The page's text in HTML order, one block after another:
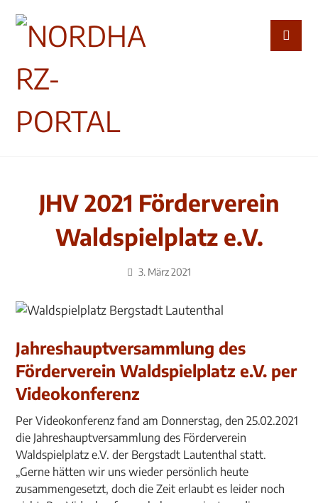
JHV 2021 Förderverein
Waldspielplatz e.V.
3. März 2021
Jahreshauptversammlung des
Förderverein Waldspielplatz e.V. per
Videokonferenz
Per Videokonferenz fand am Donnerstag, den 25.02.2021
die Jahreshauptversammlung des Förderverein
Waldspielplatz e.V. der Bergstadt Lautenthal statt.
„Gerne hätten wir uns wieder persönlich heute
zusammengesetzt, doch die Zeit erlaubt es leider noch